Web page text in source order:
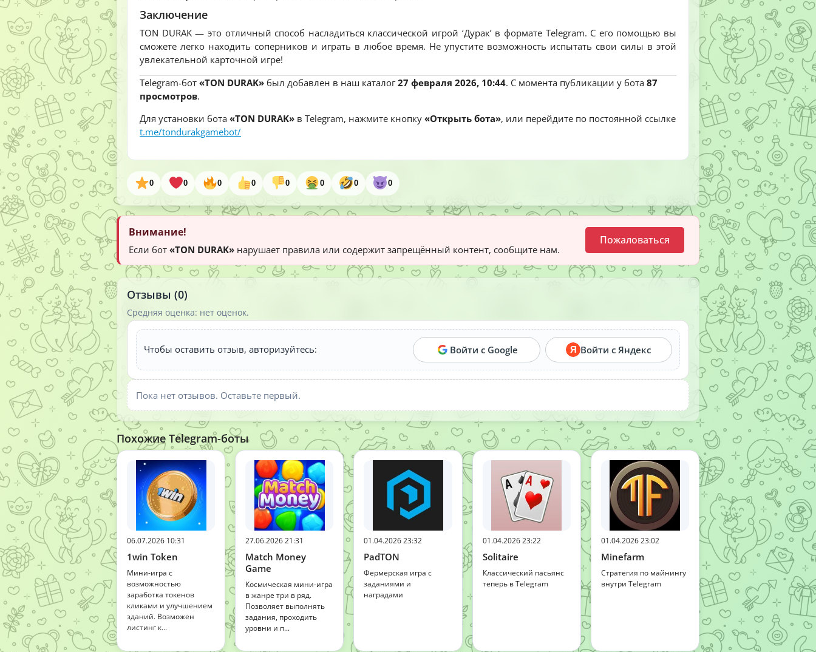
Заключение
TON DURAK — это отличный способ насладиться классической игрой ‘Дурак’ в формате Telegram. С его помощью вы
сможете легко находить соперников и играть в любое время. Не упустите возможность испытать свои силы в этой
увлекательной карточной игре!
Telegram-бот «TON DURAK» был добавлен в наш каталог27 февраля 2026, 10:44. С момента публикации у бота 87
просмотров.
Для установки бота «TON DURAK» в Telegram, нажмите кнопку «Открыть бота», или перейдите по постоянной ссылке
t.me/tondurakgamebot/
0 0 0 0 0 0 0 0
Внимание!
Если бот «TON DURAK» нарушает правила или содержит запрещённый контент, сообщите нам.
Пожаловаться
Отзывы (0)
Средняя оценка: нет оценок.
Чтобы оставить отзыв, авторизуйтесь: Войти с Google Я Войти с Яндекс
Пока нет отзывов. Оставьте первый.
Похожие Telegram-боты
06.07.2026 10:31
1win Token
Мини-игра с
возможностью
заработка токенов
кликами и улучшением
зданий. Возможен
листинг к...
27.06.2026 21:31
Match Money
Game
Космическая мини-игра
в жанре три в ряд.
Позволяет выполнять
задания, проходить
уровни и п...
01.04.2026 23:32
PadTON
Фермерская игра с
заданиями и
наградами
01.04.2026 23:22
Solitaire
Классический пасьянс
теперь в Telegram
01.04.2026 23:02
Minefarm
Стратегия по майнингу
внутри Telegram